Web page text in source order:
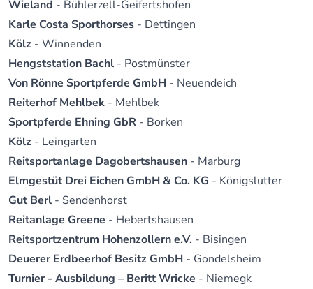
Wieland - Bühlerzell-Geifertshofen
Karle Costa Sporthorses - Dettingen
Kölz - Winnenden
Hengststation Bachl - Postmünster
Von Rönne Sportpferde GmbH - Neuendeich
Reiterhof Mehlbek - Mehlbek
Sportpferde Ehning GbR - Borken
Kölz - Leingarten
Reitsportanlage Dagobertshausen - Marburg
Elmgestüt Drei Eichen GmbH & Co. KG - Königslutter
Gut Berl - Sendenhorst
Reitanlage Greene - Hebertshausen
Reitsportzentrum Hohenzollern e.V. - Bisingen
Deuerer Erdbeerhof Besitz GmbH - Gondelsheim
Turnier - Ausbildung – Beritt Wricke - Niemegk